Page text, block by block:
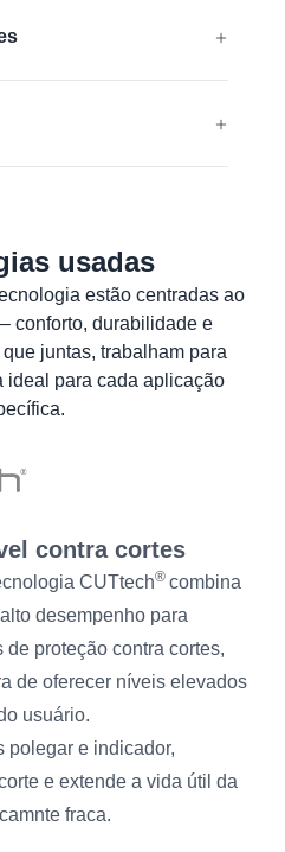
de Segurança do
de produto
usadas
estão centradas ao
conforto, durabilidade e
juntas, trabalham para
ideal para cada aplicação
contra cortes
CUTtech® combina
desempenho para
proteção contra cortes,
de oferecer níveis elevados
usuário.
polegar e indicador,
e extende a vida útil da
fraca.